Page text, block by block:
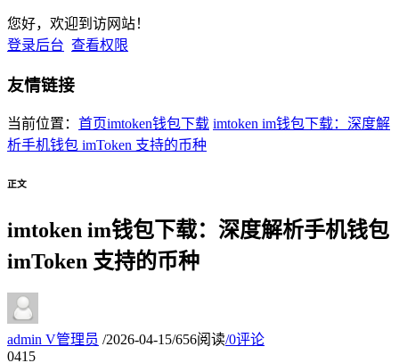
您好，欢迎到访网站！
登录后台 查看权限
友情链接
当前位置： 首页imtoken钱包下载 imtoken im钱包下载：深度解
析手机钱包 imToken 支持的币种
正文
imtoken im钱包下载：深度解析手机钱包
imToken 支持的币种
admin V管理员 /2026-04-15/656阅读/0评论
0415